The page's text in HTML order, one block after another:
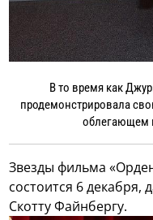
В то время как
продемонстрировала
облегающем
Звезды фильма
состоится 6 декабря,
Скотту Файнбергу.